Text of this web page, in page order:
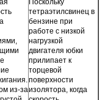
из-за
Поскольку
тетраэтилсвинец в
бензине при
работе с низкой
нагрузкой
двигателя юбки
прилипает к
торцевой
поверхности
изолятора, когда